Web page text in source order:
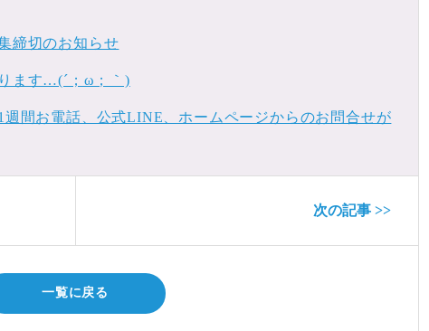
締切のお知らせ
ます…(´；ω；｀)
間お電話、公式LINE、ホームページからのお問合せが
次の記事 >>
一覧に戻る